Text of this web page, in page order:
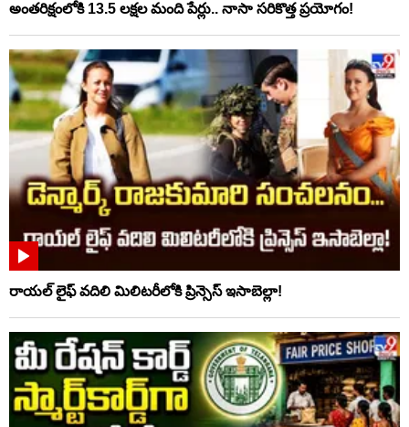
అంతరిక్షంలోకి 13.5 లక్షల మంది పేర్లు.. నాసా సరికొత్త ప్రయోగం!
రాయల్ లైఫ్ వదిలి మిలిటరీలోకి ప్రిన్సెస్ ఇసాబెల్లా!